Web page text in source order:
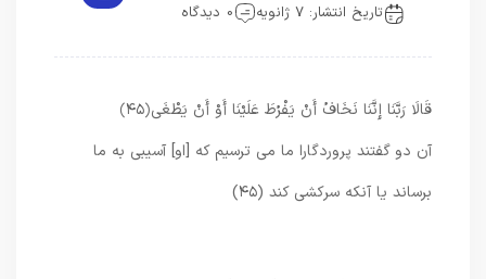
تاریخ انتشار: 7 ژانویه
0 دیدگاه
قَالَا رَبَّنَا إِنَّنَا نَخَافُ أَنْ يَفْرُطَ عَلَيْنَا أَوْ أَنْ يَطْغَى﴿۴۵﴾
آن دو گفتند پروردگارا ما مى‏ ترسيم كه [او] آسيبى به ما
برساند يا آنكه سركشى كند (۴۵)